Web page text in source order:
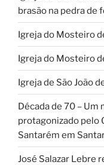
brasão na pedra de
Igreja do Mosteiro
Igreja do Mosteiro
Igreja de São João
Década de 70 –
protagonizado pelo
Santarém em
José Salazar Lebre